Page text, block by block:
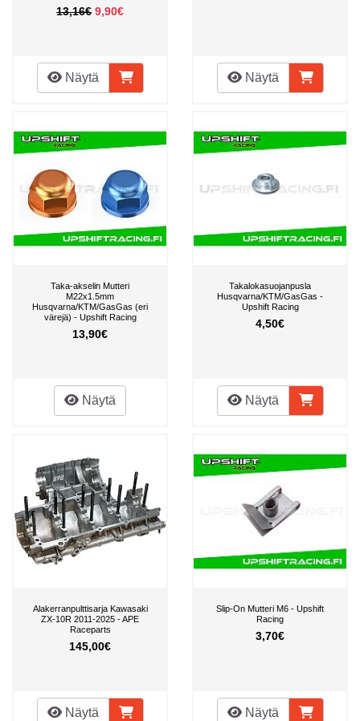
13,16€ 9,90€
Näytä Näytä
Taka-akselin Mutteri
M22x1.5mm
Husqvarna/KTM/GasGas (eri
värejä) - Upshift Racing
13,90€
Näytä
Takalokasuojanpusla
Husqvarna/KTM/GasGas -
Upshift Racing
4,50€
Näytä
Alakerranpulttisarja Kawasaki
ZX-10R 2011-2025 - APE
Raceparts
145,00€
Näytä
Slip-On Mutteri M6 - Upshift
Racing
3,70€
Näytä